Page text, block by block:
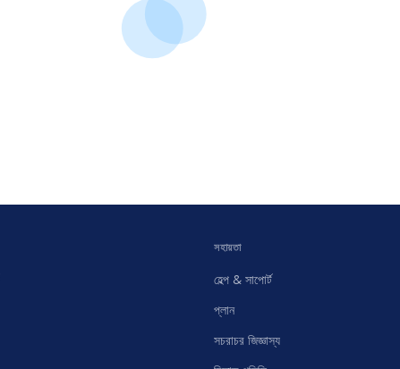
সহায়তা
হেল্প & সাপোর্ট
প্লান
সচরাচর জিজ্ঞাস্য